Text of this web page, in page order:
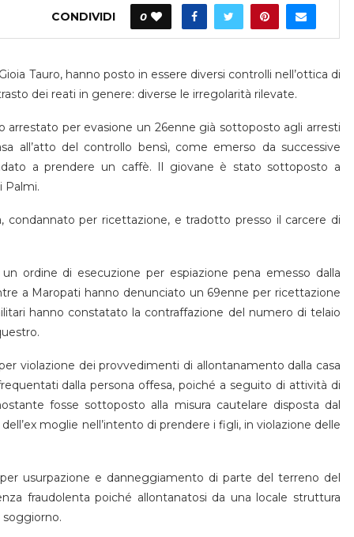
CONDIVIDI 0
Tauro, hanno posto in essere diversi controlli nell’ottica di
dei reati in genere: diverse le irregolarità rilevate.
arrestato per evasione un 26enne già sottoposto agli arresti
all’atto del controllo bensì, come emerso da successive
a prendere un caffè. Il giovane è stato sottoposto a
Palmi.
condannato per ricettazione, e tradotto presso il carcere di
ordine di esecuzione per espiazione pena emesso dalla
a Maropati hanno denunciato un 69enne per ricettazione
hanno constatato la contraffazione del numero di telaio
violazione dei provvedimenti di allontanamento dalla casa
dalla persona offesa, poiché a seguito di attività di
fosse sottoposto alla misura cautelare disposta dal
moglie nell’intento di prendere i figli, in violazione delle
usurpazione e danneggiamento di parte del terreno del
fraudolenta poiché allontanatosi da una locale struttura
soggiorno.